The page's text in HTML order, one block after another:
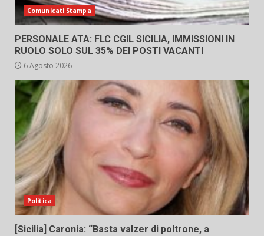
Comunicati Stampa
PERSONALE ATA: FLC CGIL SICILIA, IMMISSIONI IN
RUOLO SOLO SUL 35% DEI POSTI VACANTI
6 Agosto 2026
Politica
[Sicilia] Caronia: “Basta valzer di poltrone, a